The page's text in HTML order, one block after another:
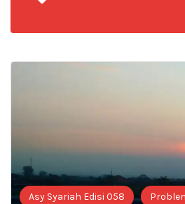
Asy Syariah Edisi 058